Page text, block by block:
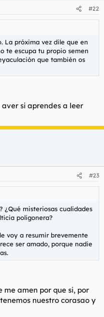
#22
La próxima vez dile que en
te escupa tu propio semen
que también os
si aprendes a leer
#23
¿Qué misteriosas cualidades
poligonera?
voy a resumir brevemente
ser amado, porque nadie
me amen por que si, por
nuestro corasao y